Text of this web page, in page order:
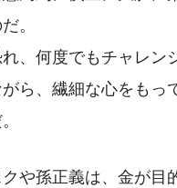
。
、何度でもチャレン
ら、繊細な心をもっ
や孫正義は、金が目